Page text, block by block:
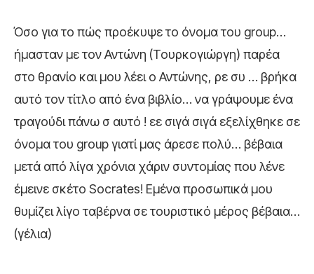
Όσο για το πώς προέκυψε το όνομα του group…
ήμασταν με τον Αντώνη (Τουρκογιώργη) παρέα
στο θρανίο και μου λέει ο Αντώνης, ρε συ … βρήκα
αυτό τον τίτλο από ένα βιβλίο… να γράψουμε ένα
τραγούδι πάνω σ αυτό ! εε σιγά σιγά εξελίχθηκε σε
όνομα του group γιατί μας άρεσε πολύ… βέβαια
μετά από λίγα χρόνια χάριν συντομίας που λένε
έμεινε σκέτο Socrates! Εμένα προσωπικά μου
θυμίζει λίγο ταβέρνα σε τουριστικό μέρος βέβαια…
(γέλια)